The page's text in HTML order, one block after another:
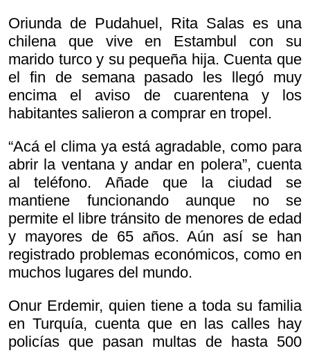
Oriunda de Pudahuel, Rita Salas es una
chilena que vive en Estambul con su
marido turco y su pequeña hija. Cuenta que
el fin de semana pasado les llegó muy
encima el aviso de cuarentena y los
habitantes salieron a comprar en tropel.
“Acá el clima ya está agradable, como para
abrir la ventana y andar en polera”, cuenta
al teléfono. Añade que la ciudad se
mantiene funcionando aunque no se
permite el libre tránsito de menores de edad
y mayores de 65 años. Aún así se han
registrado problemas económicos, como en
muchos lugares del mundo.
Onur Erdemir, quien tiene a toda su familia
en Turquía, cuenta que en las calles hay
policías que pasan multas de hasta 500